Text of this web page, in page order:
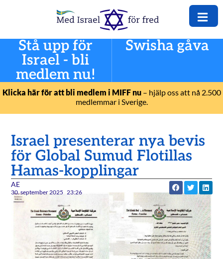
Stå upp för
Israel - bli
medlem nu!
Swisha gåva
Klicka här för att bli medlem i MIFF nu– hjälp oss att nå 2.500
medlemmar i Sverige.
Israel presenterar nya bevis
för Global Sumud Flotillas
Hamas-kopplingar
AE
30. september 2025 23:26